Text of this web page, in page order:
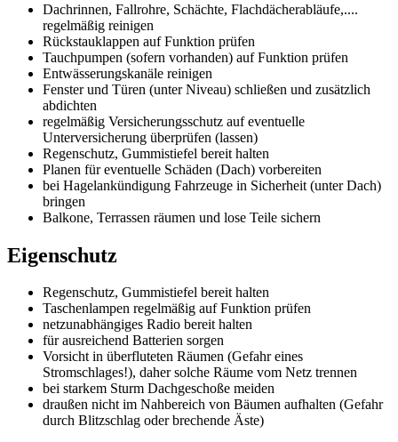
Dachrinnen, Fallrohre, Schächte, Flachdächerabläufe,....
regelmäßig reinigen
Rückstauklappen auf Funktion prüfen
Tauchpumpen (sofern vorhanden) auf Funktion prüfen
Entwässerungskanäle reinigen
Fenster und Türen (unter Niveau) schließen und zusätzlich
abdichten
regelmäßig Versicherungsschutz auf eventuelle
Unterversicherung überprüfen (lassen)
Regenschutz, Gummistiefel bereit halten
Planen für eventuelle Schäden (Dach) vorbereiten
bei Hagelankündigung Fahrzeuge in Sicherheit (unter Dach)
bringen
Balkone, Terrassen räumen und lose Teile sichern
Eigenschutz
Regenschutz, Gummistiefel bereit halten
Taschenlampen regelmäßig auf Funktion prüfen
netzunabhängiges Radio bereit halten
für ausreichend Batterien sorgen
Vorsicht in überfluteten Räumen (Gefahr eines
Stromschlages!), daher solche Räume vom Netz trennen
bei starkem Sturm Dachgeschoße meiden
draußen nicht im Nahbereich von Bäumen aufhalten (Gefahr
durch Blitzschlag oder brechende Äste)